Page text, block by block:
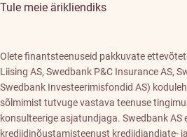
Tule meie ärikliendiks
Olete finantsteenuseid pakkuvate
Liising AS, Swedbank P&C Insurance AS,
Swedbank Investeerimisfondid AS)
sõlmimist tutvuge vastava teenuse
konsulteerige asjatundjaga. Swedbank AS
krediidinõustamisteenust krediidiandjate-